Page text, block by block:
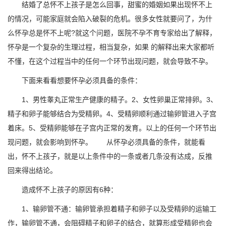
结婚了总怀不上孩子是怎么回事，甜蜜的婚姻如果出现怀不上
的情况，可能家庭就会陷入破裂的危机。很多女性就要问了，为什
么怀孕总是怀不上呢?就这个问题，医院不孕不育专家给出了解释，
怀孕是一个复杂的生理过程，相当复杂，如果 的解释出来大家都听
不懂，在这个过程当中的任何一个环节出现问题，就会导致不孕。
下面来看看想要怀孕必须具备的条件：
1、男性睾丸正常生产健康的精子。2、女性卵巢正常排卵。3、
精子和卵子能够结合为受精卵。4、受精卵顺利通过输卵管进入子宫
着床。5、受精卵能够在子宫内正常的发育。以上的任何一个环节出
现问题，就会影响到怀孕。 从怀孕必须具备的条件，就能看
出，怀不上孩子，就是以上条件中的一条或者几条没有达成，反推
回来得出结论。
造成怀不上孩子的原因有6种：
1、输卵管不通：输卵管承担着精子和卵子以及受精卵的运输工
作，输卵管不通，会阻碍精子和卵子的结合，就算形成受精卵也会